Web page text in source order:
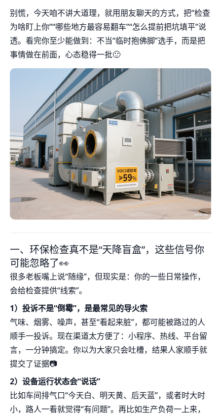
别慌，今天咱不讲大道理，就用朋友聊天的方式，把“检查
为啥盯上你”“哪些地方最容易翻车”“怎么提前把坑填平”说
透。看完你至少能做到：不当“临时抱佛脚”选手，而是把
事情做在前面，心态稳得一批🙂
一、环保检查真不是“天降盲盒”，这些信号你
可能忽略了👀
很多老板嘴上说“随缘”，但现实是：你的一些日常操作，
会给检查提供“线索”。
1）投诉不是“倒霉”，是最常见的导火索
气味、烟雾、噪声，甚至“看起来脏”，都可能被路过的人
顺手一投诉。现在渠道太方便了：小程序、热线、平台留
言，一分钟搞定。你以为大家只会吐槽，结果人家顺手就
提交了证据📷
2）设备运行状态会“说话”
比如车间排气口“今天白、明天黄、后天蓝”，或者时大时
小，路人一看就觉得“有问题”。再比如生产负荷一上来，